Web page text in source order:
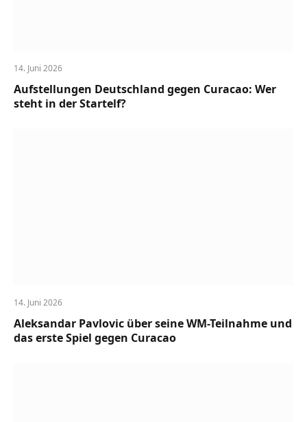
14. Juni 2026
Aufstellungen Deutschland gegen Curacao: Wer
steht in der Startelf?
14. Juni 2026
Aleksandar Pavlovic über seine WM-Teilnahme und
das erste Spiel gegen Curacao